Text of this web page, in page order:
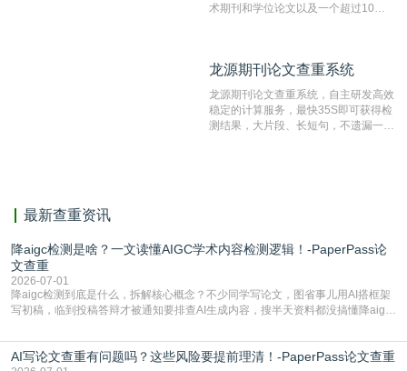
术期刊和学位论文以及一个超过10亿
对，利用指纹索引快速而精准地在云检
有相似的片段，该项技术检测速度快、
准确率高，市场反映良好。
龙源期刊论文查重系统
龙源期刊论文查重系统，自主研发高效
稳定的计算服务，最快35S即可获得检
测结果，大片段、长短句，不遗漏一处
最新查重资讯
降aigc检测是啥？一文读懂AIGC学术内容检测逻辑！-PaperPass论
文查重
2026-07-01
降aigc检测到底是什么，拆解核心概念？不少同学写论文，图省事儿用AI搭框架
写初稿，临到投稿答辩才被通知要排查AI生成内容，搜半天资料都没搞懂降aigc
怕是已经入行的科研人员，不少人也搞不清降aigc检测是啥，对相关要求摸不
准。其实，降aigc检测是伴随AIGC工具在学术领域普及诞生的新需求，核心是为
AI写论文查重有问题吗？这些风险要提前理清！-PaperPass论文查重